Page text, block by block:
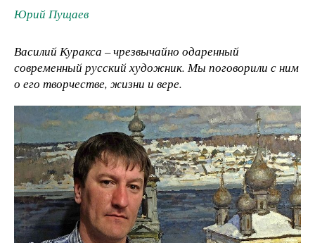
Юрий Пущаев
Василий Куракса – чрезвычайно одаренный
современный русский художник. Мы поговорили с ним
о его творчестве, жизни и вере.